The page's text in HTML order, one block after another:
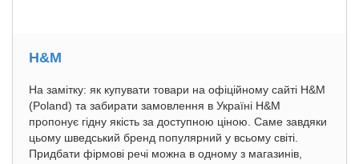
H&M
На замітку: як купувати товари на офіційному сайті H&M
(Poland) та забирати замовлення в Україні H&M
пропонує гідну якість за доступною ціною. Саме завдяки
цьому шведський бренд популярний у всьому світі.
Придбати фірмові речі можна в одному з магазинів,